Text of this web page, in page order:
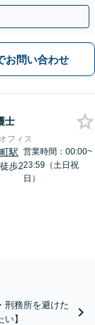
お問い合わせ
士
フィス
駅
歩2
営業時間：00:00~
23:59（土日祝
日）
務所を避けた
】